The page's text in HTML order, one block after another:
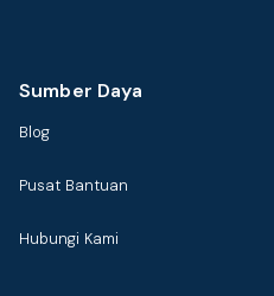
Sumber Daya
Blog
Pusat Bantuan
Hubungi Kami